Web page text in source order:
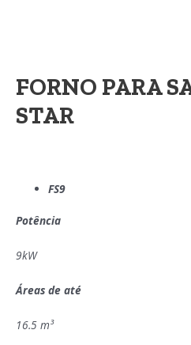
FORNO PARA
STAR
FS9
Potência
9kW
Áreas de até
16.5 m³